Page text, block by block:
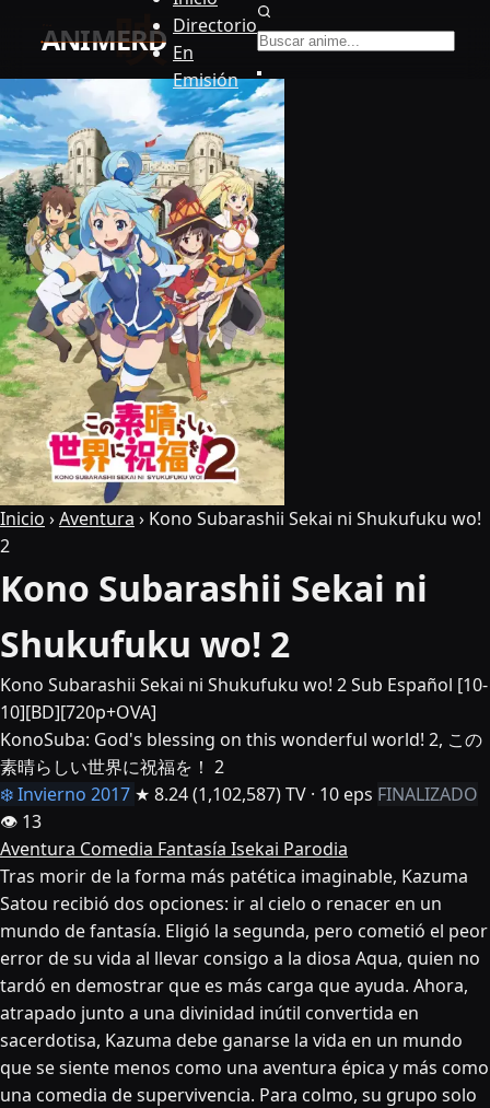
Directorio
En
Emisión
Buscar anime
Inicio ›Aventura › Kono Subarashii Sekai ni Shukufuku wo!
2
Kono Subarashii Sekai ni
Shukufuku wo! 2
Kono Subarashii Sekai ni Shukufuku wo! 2 Sub Español [10-
10][BD][720p+OVA]
KonoSuba: God's blessing on this wonderful world! 2, この
素晴らしい世界に祝福を！ 2
❄️ Invierno 2017 ★ 8.24(1,102,587)TV · 10 eps FINALIZADO
👁 13
Aventura Comedia Fantasía Isekai Parodia
Tras morir de la forma más patética imaginable, Kazuma
Satou recibió dos opciones: ir al cielo o renacer en un
mundo de fantasía. Eligió la segunda, pero cometió el peor
error de su vida al llevar consigo a la diosa Aqua, quien no
tardó en demostrar que es más carga que ayuda. Ahora,
atrapado junto a una divinidad inútil convertida en
sacerdotisa, Kazuma debe ganarse la vida en un mundo
que se siente menos como una aventura épica y más como
una comedia de supervivencia. Para colmo, su grupo solo